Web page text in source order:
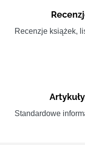
Recenzje książek,
Artykuły
Standardowe